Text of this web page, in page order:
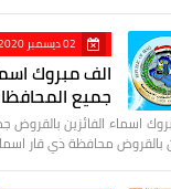
02 ديسمبر 2020
الف مبروك
جميع
اسماء الفائزين بالقروض
بالقروض محافظة ذي قار